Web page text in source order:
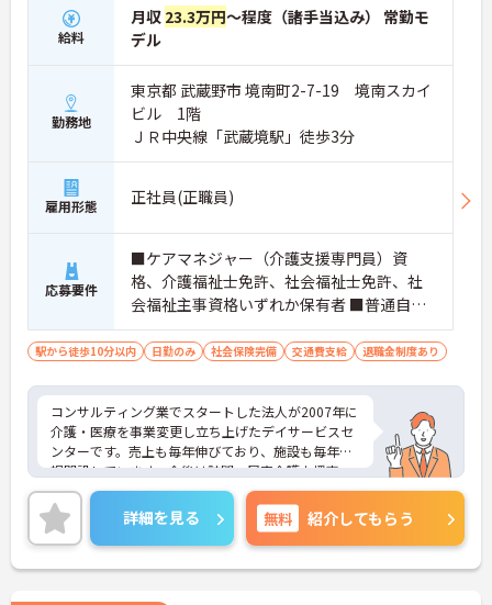
給料
月収 23.3万円～程度（諸手当込み） 常勤モ
デル
勤務地
東京都 武蔵野市 境南町2-7-19 境南スカイ
ビル 1階
ＪＲ中央線「武蔵境駅」徒歩3分
雇用形態 正社員(正職員)
応募要件
■ケアマネジャー（介護支援専門員）資
格、介護福祉士免許、社会福祉士免許、社
会福祉主事資格いずれか保有者 ■普通自動
車免許（AT限定可）
駅から徒歩10分以内 日勤のみ 社会保険完備 交通費支給 退職金制度あり
コンサルティング業でスタートした法人が2007年に
介護・医療を事業変更し立ち上げたデイサービスセ
ンターです。売上も毎年伸びており、施設も毎年新
規開設しています。今後は訪問・居宅介護支援事
業・サ高住も展開予定で、企業とともに成長できる
環境が整っております。ご興味を持たれた方は是非
お気軽にお問い合わせ下さい。
詳細を見る 無料 紹介してもらう